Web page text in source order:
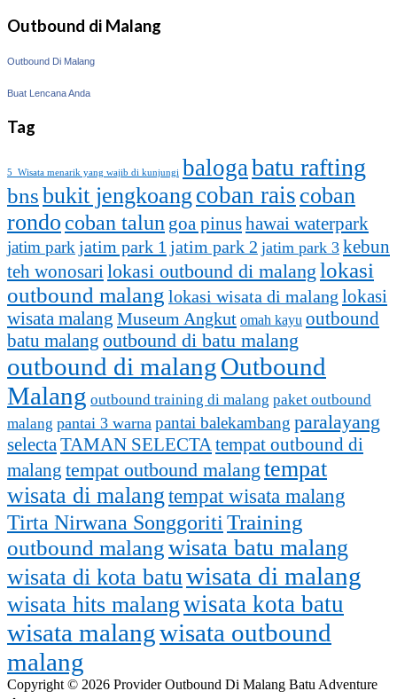
Outbound di Malang
Outbound Di Malang
Buat Lencana Anda
Tag
5 Wisata menarik yang wajib di kunjungi baloga batu rafting
bnsbukit jengkoang coban rais coban
rondo coban talun goa pinushawai waterpark
jatim park jatim park 1 jatim park 2 jatim park 3 kebun
teh wonosari lokasi outbound di malang lokasi
outbound malang lokasi wisata di malang lokasi
wisata malang Museum Angkut omah kayu outbound
batu malang outbound di batu malang
outbound di malangOutbound
Malang outbound training di malang paket outbound
malang pantai 3 warna pantai balekambang paralayang
selecta TAMAN SELECTA tempat outbound di
malang tempat outbound malang tempat
wisata di malangtempat wisata malang
Tirta Nirwana Songgoriti Training
outbound malangwisata batu malang
wisata di kota batu wisata di malang
wisata hits malangwisata kota batu
wisata malangwisata outbound
malang
Copyright © 2026 Provider Outbound Di Malang Batu Adventure